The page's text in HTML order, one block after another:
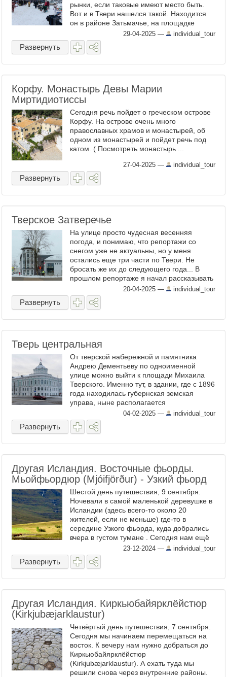
рынки, если таковые имеют место быть.
Вот и в Твери нашелся такой. Находится
он в районе Затьмачье, на площадке
перед городским центральным рынком.
Проходит по утрам в воскресенье. 1. ...
29-04-2025 — individual_tour
Развернуть
Корфу. Монастырь Девы Марии
Миртидиотиссы
Сегодня речь пойдет о греческом острове
Корфу. На острове очень много
православных храмов и монастырей, об
одном из монастырей и пойдет речь под
катом. ( Посмотреть монастырь ...
27-04-2025 — individual_tour
Развернуть
Тверское Затверечье
На улице просто чудесная весенняя
погода, и понимаю, что репортажи со
снегом уже не актуальны, но у меня
остались еще три части по Твери. Не
бросать же их до следующего года... В
прошлом репортаже я начал рассказывать
про район Твери Затверечье, посмотрели
Никитскую церковь, пойдемте ...
20-04-2025 — individual_tour
Развернуть
Тверь центральная
От тверской набережной и памятника
Андрею Дементьеву по одноименной
улице можно выйти к площади Михаила
Тверского. Именно тут, в здании, где с 1896
года находилась губернская земская
управа, ныне располагается
правительство области и резиденция
губернатора. 1. Смотреть ...
04-02-2025 — individual_tour
Развернуть
Другая Исландия. Восточные фьорды.
Мьойфьордюр (Mjóifjörður) - Узкий фьорд
Шестой день путешествия, 9 сентября.
Ночевали в самой маленькой деревушке в
Исландии (здесь всего-то около 20
жителей, если не меньше) где-то в
середине Узкого фьорда, куда добрались
вчера в густом тумане . Сегодня нам ещё
предстоит интересный и длинный поход,
но раз уж мы добрались ...
23-12-2024 — individual_tour
Развернуть
Другая Исландия. Киркьюбайярклёйстюр
(Kirkjubæjarklaustur)
Четвёртый день путешествия, 7 сентября.
Сегодня мы начинаем перемещаться на
восток. К вечеру нам нужно добраться до
Киркьюбайярклёйстюр
(Kirkjubæjarklaustur). А ехать туда мы
решили снова через внутренние районы.